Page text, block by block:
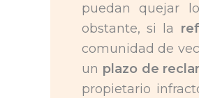
puedan quejar
obstante, si la
comunidad de
un plazo de
propietario